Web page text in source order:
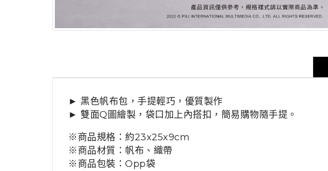
► 黑色帆布包，手提輕巧，優質製作
► 雙面Q圖繪製，袋口加上內搭扣，簡易購物隨手提。
※商品規格：約23x25x9cm
※商品材質： 帆布、織帶
※商品包裝： Opp袋